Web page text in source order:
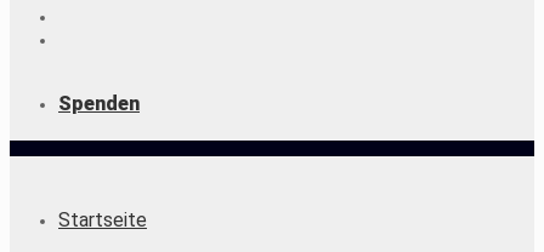
Spenden
Startseite